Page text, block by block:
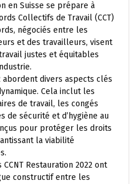
en Suisse se prépare à
Collectifs de Travail (CCT)
négociés entre les
et des travailleurs, visent
justes et équitables
abordent divers aspects clés
Cela inclut les
de travail, les congés
de sécurité et d’hygiène au
pour protéger les droits
la viabilité
Restauration 2022 ont
constructif entre les